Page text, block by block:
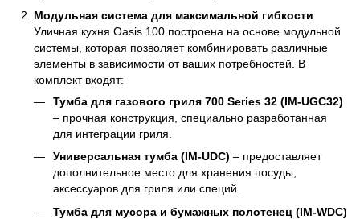
Модульная система для максимальной гибкости
Уличная кухня Oasis 100 построена на основе модульной
системы, которая позволяет комбинировать различные
элементы в зависимости от ваших потребностей. В
комплект входят:
Тумба для газового гриля 700 Series 32 (IM-UGC32)
– прочная конструкция, специально разработанная
для интеграции гриля.
Универсальная тумба (IM-UDC) – предоставляет
дополнительное место для хранения посуды,
аксессуаров для гриля или специй.
Тумба для мусора и бумажных полотенец (IM-WDC)